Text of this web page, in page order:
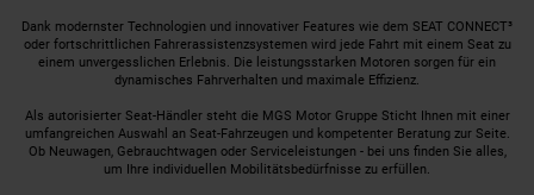
Dank modernster Technologien und innovativer Features wie dem SEAT CONNECT³
oder fortschrittlichen Fahrerassistenzsystemen wird jede Fahrt mit einem Seat zu
einem unvergesslichen Erlebnis. Die leistungsstarken Motoren sorgen für ein
dynamisches Fahrverhalten und maximale Effizienz.
Als autorisierter Seat-Händler steht die MGS Motor Gruppe Sticht Ihnen mit einer
umfangreichen Auswahl an Seat-Fahrzeugen und kompetenter Beratung zur Seite.
Ob Neuwagen, Gebrauchtwagen oder Serviceleistungen - bei uns finden Sie alles,
um Ihre individuellen Mobilitätsbedürfnisse zu erfüllen.